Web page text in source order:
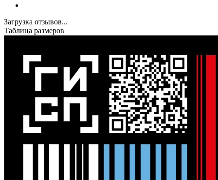
Загрузка отзывов...
Таблица размеров